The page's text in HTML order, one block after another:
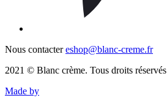
Nous contacter eshop@blanc-creme.fr
2021 © Blanc crème. Tous droits réservés
Made by